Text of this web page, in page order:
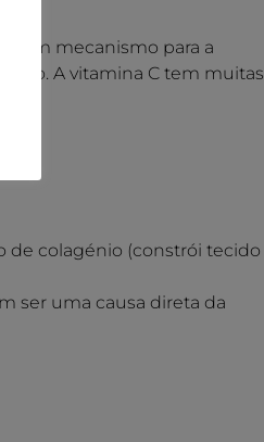
um mecanismo para a
A vitamina C tem muitas
de colagénio (constrói tecido
ser uma causa direta da